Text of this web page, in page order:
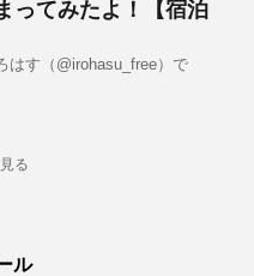
ってみたよ！【宿泊
はす（@irohasu_free）で
る
ル